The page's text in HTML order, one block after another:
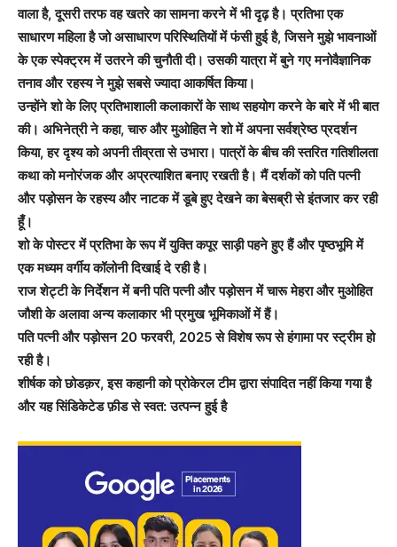
वाला है, दूसरी तरफ वह खतरे का सामना करने में भी दृढ़ है। प्रतिभा एक
साधारण महिला है जो असाधारण परिस्थितियों में फंसी हुई है, जिसने मुझे भावनाओं
के एक स्पेक्ट्रम में उतरने की चुनौती दी। उसकी यात्रा में बुने गए मनोवैज्ञानिक
तनाव और रहस्य ने मुझे सबसे ज्यादा आकर्षित किया।
उन्होंने शो के लिए प्रतिभाशाली कलाकारों के साथ सहयोग करने के बारे में भी बात
की। अभिनेत्री ने कहा, चारु और मुओहित ने शो में अपना सर्वश्रेष्ठ प्रदर्शन
किया, हर दृश्य को अपनी तीव्रता से उभारा। पात्रों के बीच की स्तरित गतिशीलता
कथा को मनोरंजक और अप्रत्याशित बनाए रखती है। मैं दर्शकों को पति पत्नी
और पड़ोसन के रहस्य और नाटक में डूबे हुए देखने का बेसब्री से इंतजार कर रही
हूँ।
शो के पोस्टर में प्रतिभा के रूप में युक्ति कपूर साड़ी पहने हुए हैं और पृष्ठभूमि में
एक मध्यम वर्गीय कॉलोनी दिखाई दे रही है।
राज शेट्टी के निर्देशन में बनी पति पत्नी और पड़ोसन में चारू मेहरा और मुओहित
जौशी के अलावा अन्य कलाकार भी प्रमुख भूमिकाओं में हैं।
पति पत्नी और पड़ोसन 20 फरवरी, 2025 से विशेष रूप से हंगामा पर स्ट्रीम हो
रही है।
शीर्षक को छोडक़र, इस कहानी को प्रोकेरल टीम द्वारा संपादित नहीं किया गया है
और यह सिंडिकेटेड फ़ीड से स्वत: उत्पन्न हुई है